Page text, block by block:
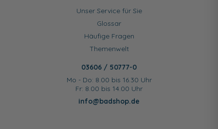
Unser Service für Sie
Glossar
Häufige Fragen
Themenwelt
03606 / 50777-0
Mo - Do: 8.00 bis 16.30 Uhr
Fr: 8.00 bis 14.00 Uhr
info@badshop.de